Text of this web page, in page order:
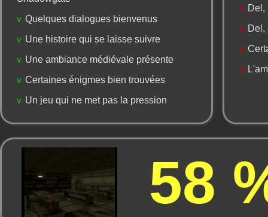
V Quelques dialogues bienvenus
V Une histoire qui se laisse suivre
V Une ambiance médiévale présente
V Certaines énigmes bien trouvées
V Un jeu qui ne met pas la pression
X Del,
X Del,
X
X
58